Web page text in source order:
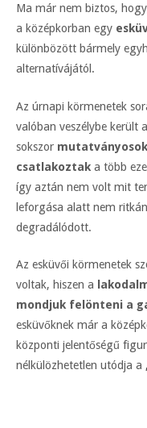
Ma már nem biztos,
a középkorban egy
különbözött bármely
alternatívájától.
Az úrnapi körmenetek
valóban veszélybe került
sokszor
csatlakoztak a több
így aztán nem volt mit
leforgása alatt nem
degradálódott.
Az esküvői körmenetek
voltak, hiszen a
mondjuk felönteni a
esküvőknek már a
központi jelentőségű
nélkülözhetetlen utódja a